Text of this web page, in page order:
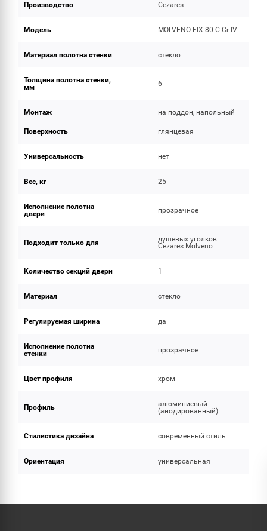
Производство Cezares
Модель MOLVENO-FIX-80-C-Cr-IV
Материал полотна стенки стекло
Толщина полотна стенки,
мм
6
Монтаж на поддон, напольный
Поверхность глянцевая
Универсальность нет
Вес, кг 25
Исполнение полотна
двери
прозрачное
Подходит только для
душевых уголков
Cezares Molveno
Количество секций двери 1
Материал стекло
Регулируемая ширина да
Исполнение полотна
стенки
прозрачное
Цвет профиля хром
Профиль
алюминиевый
(анодированный)
Стилистика дизайна современный стиль
Ориентация универсальная